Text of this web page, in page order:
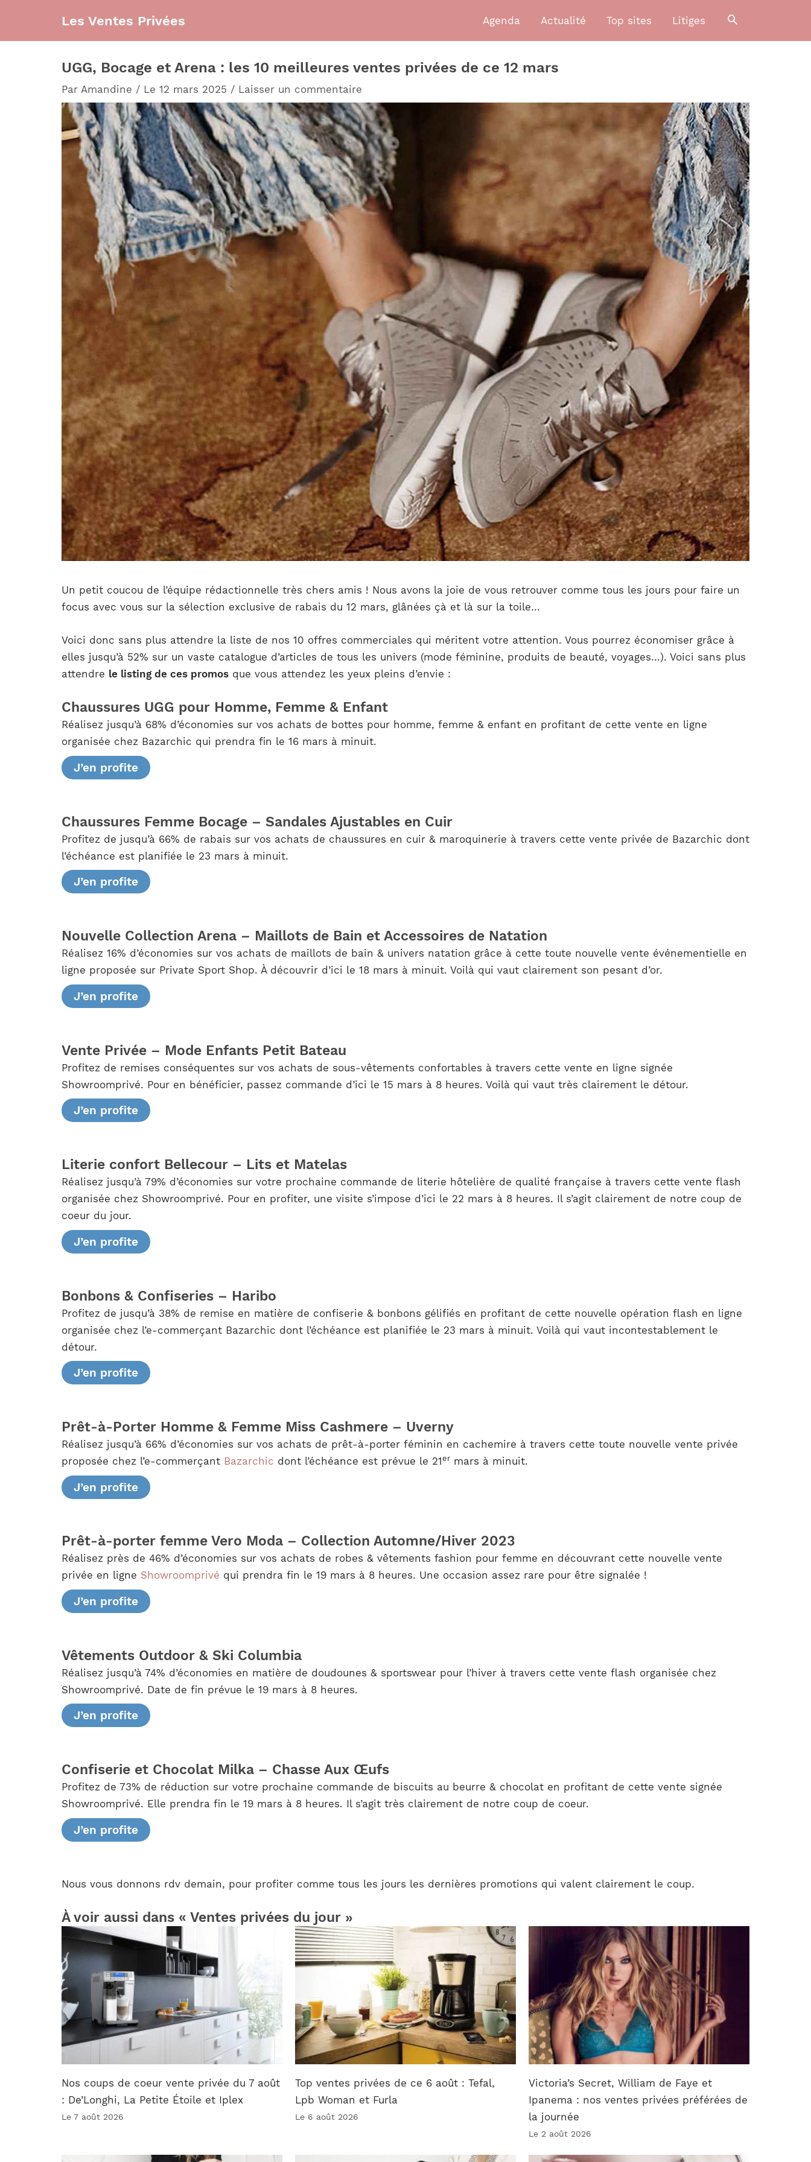
contenu
Les Ventes Privées Agenda Actualité Top sites Litiges
UGG, Bocage et Arena : les 10 meilleures ventes privées de ce 12 mars
Par Amandine / Le 12 mars 2025 / Laisser un commentaire
Un petit coucou de l’équipe rédactionnelle très chers amis ! Nous avons la joie de vous retrouver comme tous les jours pour faire un
focus avec vous sur la sélection exclusive de rabais du 12 mars, glânées çà et là sur la toile…
Voici donc sans plus attendre la liste de nos 10 offres commerciales qui méritent votre attention. Vous pourrez économiser grâce à
elles jusqu’à 52% sur un vaste catalogue d’articles de tous les univers (mode féminine, produits de beauté, voyages…). Voici sans plus
attendre le listing de ces promos que vous attendez les yeux pleins d’envie :
Chaussures UGG pour Homme, Femme & Enfant
Réalisez jusqu’à 68% d’économies sur vos achats de bottes pour homme, femme & enfant en profitant de cette vente en ligne
organisée chez Bazarchic qui prendra fin le 16 mars à minuit.
J’en profite
Chaussures Femme Bocage – Sandales Ajustables en Cuir
Profitez de jusqu’à 66% de rabais sur vos achats de chaussures en cuir & maroquinerie à travers cette vente privée de Bazarchic dont
l’échéance est planifiée le 23 mars à minuit.
J’en profite
Nouvelle Collection Arena – Maillots de Bain et Accessoires de Natation
Réalisez 16% d’économies sur vos achats de maillots de bain & univers natation grâce à cette toute nouvelle vente événementielle en
ligne proposée sur Private Sport Shop. À découvrir d’ici le 18 mars à minuit. Voilà qui vaut clairement son pesant d’or.
J’en profite
Vente Privée – Mode Enfants Petit Bateau
Profitez de remises conséquentes sur vos achats de sous-vêtements confortables à travers cette vente en ligne signée
Showroomprivé. Pour en bénéficier, passez commande d’ici le 15 mars à 8 heures. Voilà qui vaut très clairement le détour.
J’en profite
Literie confort Bellecour – Lits et Matelas
Réalisez jusqu’à 79% d’économies sur votre prochaine commande de literie hôtelière de qualité française à travers cette vente flash
organisée chez Showroomprivé. Pour en profiter, une visite s’impose d’ici le 22 mars à 8 heures. Il s’agit clairement de notre coup de
coeur du jour.
J’en profite
Bonbons & Confiseries – Haribo
Profitez de jusqu’à 38% de remise en matière de confiserie & bonbons gélifiés en profitant de cette nouvelle opération flash en ligne
organisée chez l’e-commerçant Bazarchic dont l’échéance est planifiée le 23 mars à minuit. Voilà qui vaut incontestablement le
détour.
J’en profite
Prêt-à-Porter Homme & Femme Miss Cashmere – Uverny
Réalisez jusqu’à 66% d’économies sur vos achats de prêt-à-porter féminin en cachemire à travers cette toute nouvelle vente privée
proposée chez l’e-commerçant Bazarchic dont l’échéance est prévue le 21er mars à minuit.
J’en profite
Prêt-à-porter femme Vero Moda – Collection Automne/Hiver 2023
Réalisez près de 46% d’économies sur vos achats de robes & vêtements fashion pour femme en découvrant cette nouvelle vente
privée en ligne Showroomprivé qui prendra fin le 19 mars à 8 heures. Une occasion assez rare pour être signalée !
J’en profite
Vêtements Outdoor & Ski Columbia
Réalisez jusqu’à 74% d’économies en matière de doudounes & sportswear pour l’hiver à travers cette vente flash organisée chez
Showroomprivé. Date de fin prévue le 19 mars à 8 heures.
J’en profite
Confiserie et Chocolat Milka – Chasse Aux Œufs
Profitez de 73% de réduction sur votre prochaine commande de biscuits au beurre & chocolat en profitant de cette vente signée
Showroomprivé. Elle prendra fin le 19 mars à 8 heures. Il s’agit très clairement de notre coup de coeur.
J’en profite
Nous vous donnons rdv demain, pour profiter comme tous les jours les dernières promotions qui valent clairement le coup.
À voir aussi dans « Ventes privées du jour »
Nos coups de coeur vente privée du 7 août
: De’Longhi, La Petite Étoile et Iplex
Le 7 août 2026
Top ventes privées de ce 6 août : Tefal,
Lpb Woman et Furla
Le 6 août 2026
Victoria’s Secret, William de Faye et
Ipanema : nos ventes privées préférées de
la journée
Le 2 août 2026